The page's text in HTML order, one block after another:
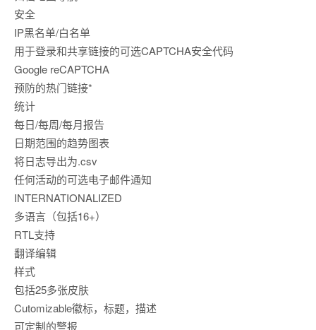
安全
IP黑名单/白名单
用于登录和共享链接的可选CAPTCHA安全代码
Google reCAPTCHA
预防的热门链接*
统计
每日/每周/每月报告
日期范围的趋势图表
将日志导出为.csv
任何活动的可选电子邮件通知
INTERNATIONALIZED
多语言（包括16+）
RTL支持
翻译编辑
样式
包括25多张皮肤
Cutomizable徽标，标题，描述
可定制的警报